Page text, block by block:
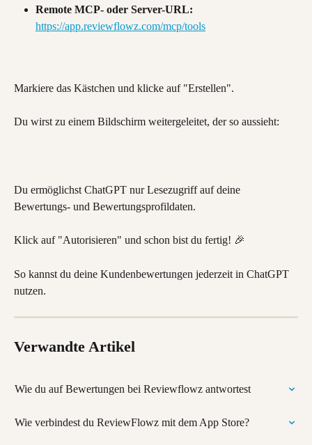
Remote MCP- oder Server-URL:
https://app.reviewflowz.com/mcp/tools
Markiere das Kästchen und klicke auf "Erstellen".
Du wirst zu einem Bildschirm weitergeleitet, der so aussieht:
Du ermöglichst ChatGPT nur Lesezugriff auf deine
Bewertungs- und Bewertungsprofildaten.
Klick auf "Autorisieren" und schon bist du fertig! 🎉
So kannst du deine Kundenbewertungen jederzeit in ChatGPT
nutzen.
Verwandte Artikel
Wie du auf Bewertungen bei Reviewflowz antwortest
Wie verbindest du ReviewFlowz mit dem App Store?